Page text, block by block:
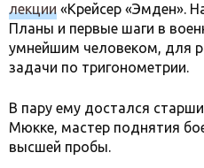
лекции «Крейсер «Эмден».
Планы и первые шаги в
умнейшим человеком, для
задачи по тригонометрии.
В пару ему достался
Мюкке, мастер поднятия
высшей пробы.